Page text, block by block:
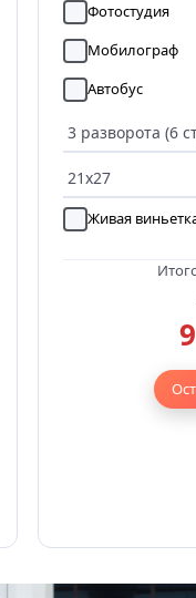
Фотостудия
Мобилограф
Автобус
Живая